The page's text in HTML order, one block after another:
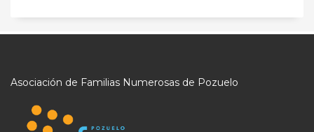
Asociación de Familias Numerosas de Pozuelo